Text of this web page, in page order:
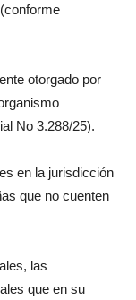
otorgado por
No 3.288/25).
en la jurisdicción
que no cuenten
las
que en su